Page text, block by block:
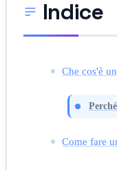
Indice
Che cos'è
Come fare